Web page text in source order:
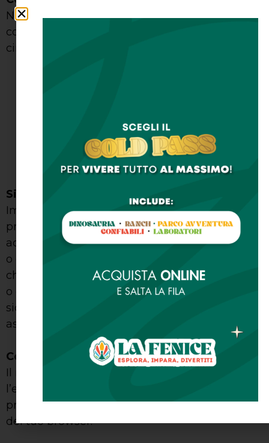
Non condividiamo le tue informazioni personali
con terze parti al di fuori delle seguenti
circostanze:
Quando è richiesto per rispettare leggi,
regolamenti o richieste governative.
Sicurezza delle Informazioni
Implementiamo misure di sicurezza per
proteggere le tue informazioni personali contro
accessi non autorizzati, modifiche, divulgazioni
o distruzioni non autorizzate. Tuttavia, ricorda
che nessun metodo di trasmissione su Internet
o di archiviazione elettronica è completamente
sicuro, e non possiamo garantire la sicurezza
assoluta dei dati.
Cookie
Il nostro sito utilizza cookie per migliorare
l’esperienza dell’utente. Puoi gestire le
preferenze dei cookie tramite le impostazioni
del tuo browser.